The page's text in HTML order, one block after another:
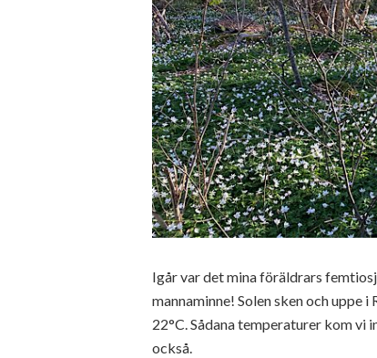
Igår var det mina föräldrars
mannaminne! Solen sken och uppe
22°C. Sådana temperaturer kom vi
också.